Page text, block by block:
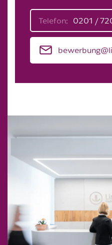
Telefon: 0201 /